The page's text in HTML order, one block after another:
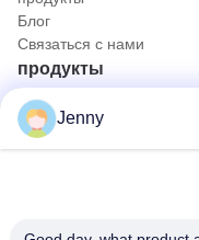
Блог
Связаться с нами
продукты
Нефтяной и газовый
Санитарный грузовик
Гражданский
Грузовик для перевозки
животных и продуктов
Jenny